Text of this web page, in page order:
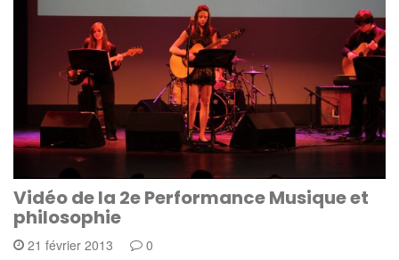
Vidéo de la 2e Performance Musique et
philosophie
21 février 2013 0